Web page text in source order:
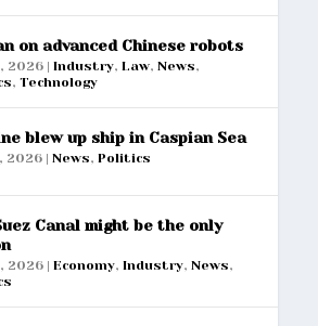
on advanced Chinese robots
2026 |Industry,Law,News,
,Technology
blew up ship in Caspian Sea
2026 |News,Politics
Canal might be the only
2026 |Economy,Industry,News,